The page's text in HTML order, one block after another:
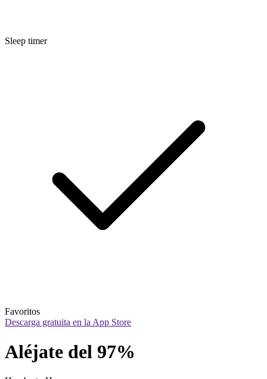
Sleep timer
Favoritos
Descarga gratuita en la App Store
Aléjate del 97%